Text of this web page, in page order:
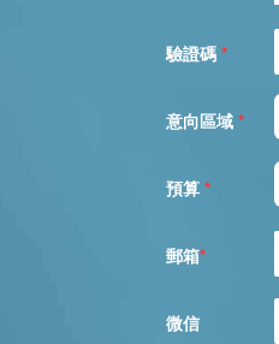
驗證碼 *
意向區域 *
預算 *
郵箱*
微信